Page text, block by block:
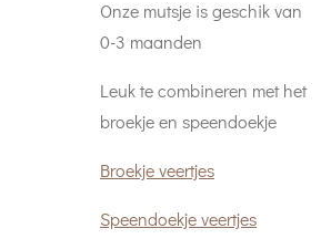
Onze mutsje is geschik van
0-3 maanden
Leuk te combineren met het
broekje en speendoekje
Broekje veertjes
Speendoekje veertjes